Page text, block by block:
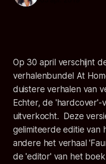
Op 30 april verschijnt
verhalenbundel At
duistere verhalen van
Echter, de 'hardcover'-
uitverkocht. Deze
gelimiteerde editie van
andere het verhaal
de 'editor' van het